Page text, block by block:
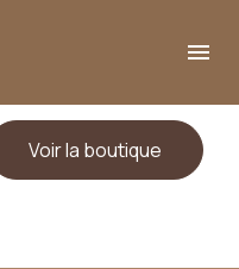
menu
Voir la boutique